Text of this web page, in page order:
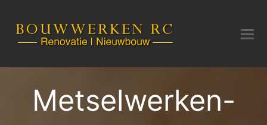
Metselwerken-